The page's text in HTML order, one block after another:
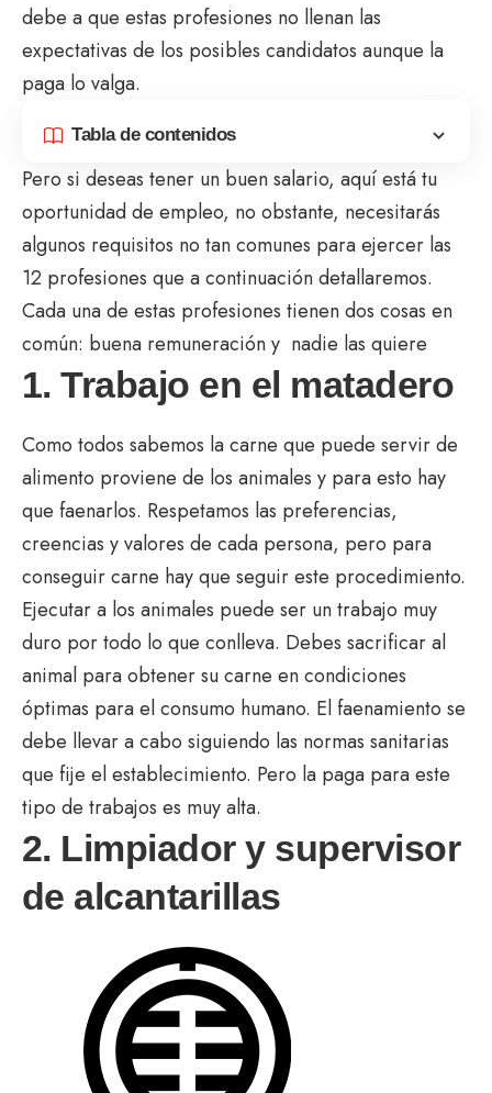
debe a que estas profesiones no llenan las
expectativas de los posibles candidatos aunque la
paga lo valga.
Tabla de contenidos
Pero si deseas tener un buen salario, aquí está tu
oportunidad de empleo, no obstante, necesitarás
algunos requisitos no tan comunes para ejercer las
12 profesiones que a continuación detallaremos.
Cada una de estas profesiones tienen dos cosas en
común: buena remuneración y nadie las quiere
1. Trabajo en el matadero
Como todos sabemos la carne que puede servir de
alimento proviene de los animales y para esto hay
que faenarlos. Respetamos las preferencias,
creencias y valores de cada persona, pero para
conseguir carne hay que seguir este procedimiento.
Ejecutar a los animales puede ser un trabajo muy
duro por todo lo que conlleva. Debes sacrificar al
animal para obtener su carne en condiciones
óptimas para el consumo humano. El faenamiento se
debe llevar a cabo siguiendo las normas sanitarias
que fije el establecimiento. Pero la paga para este
tipo de trabajos es muy alta.
2. Limpiador y supervisor
de alcantarillas